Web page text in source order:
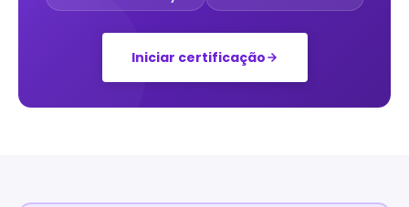
Iniciar certificação